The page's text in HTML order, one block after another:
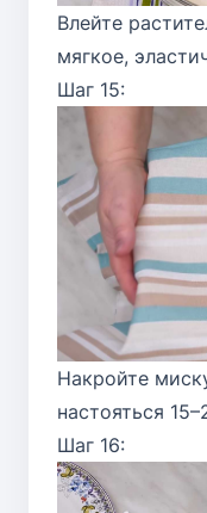
Влейте
мягкое,
Шаг 15:
Накройте
настояться
Шаг 16: